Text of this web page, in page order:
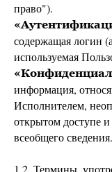
право").
содержащая логин
используемая
информация,
Исполнителем,
открытом доступе
всеобщего сведения.
1.2. Термины,